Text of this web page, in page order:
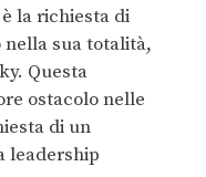
la richiesta di
sua totalità,
Questa
ostacolo nelle
di un
leadership